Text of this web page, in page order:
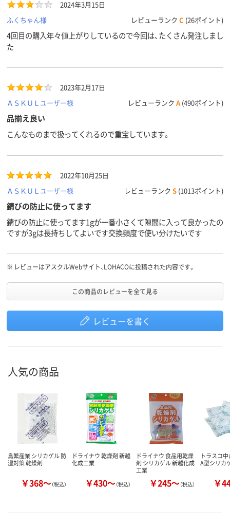
2024年3月15日
ふくちゃん様
レビューランク C (26ポイント)
4回目の購入年々値上がりしているので今回は、たくさん発注しまし
た
2023年2月17日
ＡＳＫＵＬユーザー様
レビューランク A (490ポイント)
品揃え良い
こんなものまで扱ってくれるので重宝しています。
2022年10月25日
ＡＳＫＵＬユーザー様
レビューランク S (1013ポイント)
錆びの防止に使ってます
錆びの防止に使ってます1gが一番小さくて隙間に入って良かったの
ですが3gは長持ちしてよいです交換頻度で使い分けたいです
※ レビューはアスクルWebサイト、LOHACOに投稿された内容です。
この商品のレビューを全て見る
レビューを書く
人気の商品
鳥繁産業 シリカゲル 防
湿対策 乾燥剤
￥368～（税込）
ドライナウ 乾燥剤 新越
化成工業
￥430～（税込）
ドライナウ 食品用乾燥
剤 シリカゲル 新越化成
工業
￥245～（税込）
トラスコ
A型シリカ
￥